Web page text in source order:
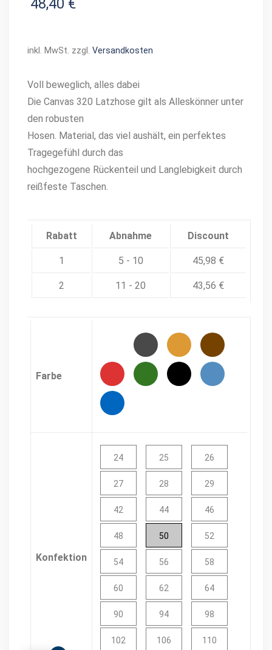
48,40 €
inkl. MwSt. zzgl. Versandkosten
Voll beweglich, alles dabei
Die Canvas 320 Latzhose gilt als Alleskönner unter
den robusten
Hosen. Material, das viel aushält, ein perfektes
Tragegefühl durch das
hochgezogene Rückenteil und Langlebigkeit durch
reißfeste Taschen.
Rabatt Abnahme Discount
1 5 - 10 45,98 €
2 11 - 20 43,56 €
Farbe
Konfektion
24 25 26
27 28 29
42 44 46
48 50 52
54 56 58
60 62 64
90 94 98
102 106 110